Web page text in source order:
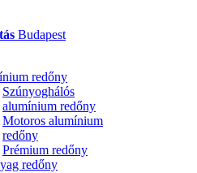
Budapest
redőny
Szúnyoghálós
alumínium redőny
Motoros alumínium
redőny
Prémium redőny
redőny